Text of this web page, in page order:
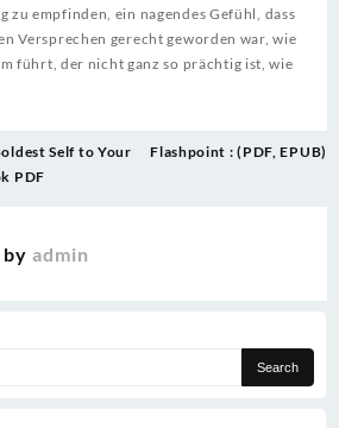
zu empfinden, ein nagendes Gefühl, dass
Versprechen gerecht geworden war, wie
führt, der nicht ganz so prächtig ist, wie
Self to Your
PDF
Flashpoint : (PDF, EPUB)
admin